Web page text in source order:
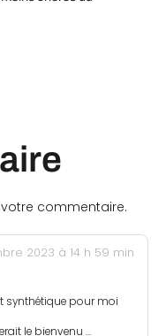
commentaire.
2023 à 14 h 59 min
synthétique pour moi
le bienvenu …